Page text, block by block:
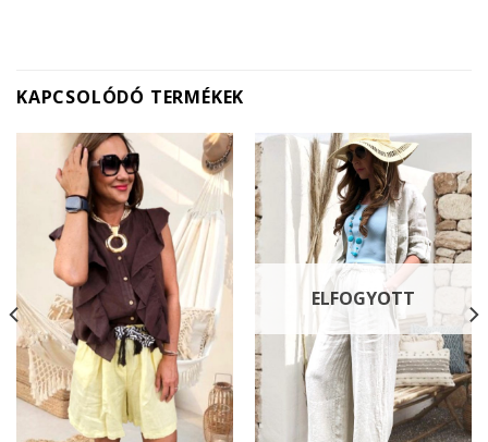
KAPCSOLÓDÓ TERMÉKEK
ELFOGYOTT